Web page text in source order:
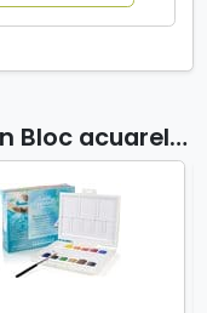
Los clientes que compraron Bloc acuarela "Academie" 12 hojas también compraron